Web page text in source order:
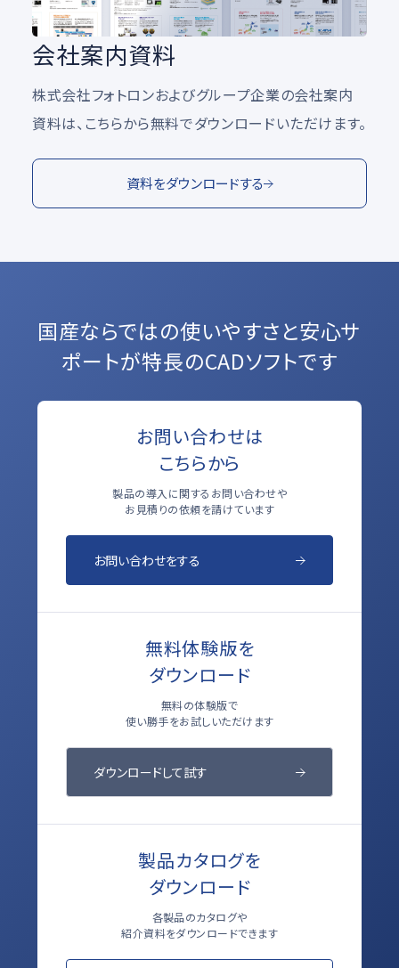
会社案内資料
株式会社フォトロンおよびグループ企業の会社案内
資料は、こちらから無料でダウンロードいただけます。
資料をダウンロードする
国産ならではの使いやすさと安心サ
ポートが特長のCADソフトです
お問い合わせは
こちらから
製品の導入に関するお問い合わせや
お見積りの依頼を請けています
お問い合わせをする
無料体験版を
ダウンロード
無料の体験版で
使い勝手をお試しいただけます
ダウンロードして試す
製品カタログを
ダウンロード
各製品のカタログや
紹介資料をダウンロードできます